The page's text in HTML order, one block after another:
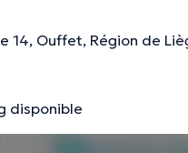
14, Ouffet, Région de
disponible